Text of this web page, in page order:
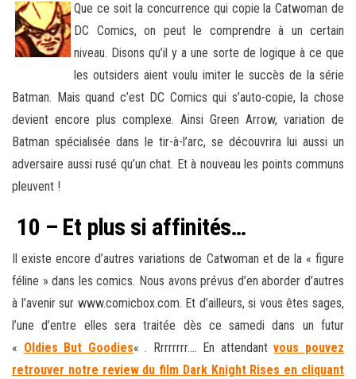
Que ce soit la concurrence qui copie la Catwoman de
DC Comics, on peut le comprendre à un certain
niveau. Disons qu’il y a une sorte de logique à ce que
les outsiders aient voulu imiter le succès de la série
Batman. Mais quand c’est DC Comics qui s’auto-copie, la chose
devient encore plus complexe. Ainsi Green Arrow, variation de
Batman spécialisée dans le tir-à-l’arc, se découvrira lui aussi un
adversaire aussi rusé qu’un chat. Et à nouveau les points communs
pleuvent !
10 – Et plus si affinités…
Il existe encore d’autres variations de Catwoman et de la « figure
féline » dans les comics. Nous avons prévus d’en aborder d’autres
à l’avenir sur www.comicbox.com. Et d’ailleurs, si vous êtes sages,
l’une d’entre elles sera traitée dès ce samedi dans un futur
« Oldies But Goodies« . Rrrrrrrr…. En attendantvous pouvez
retrouver notre review du film Dark Knight Rises en cliquant